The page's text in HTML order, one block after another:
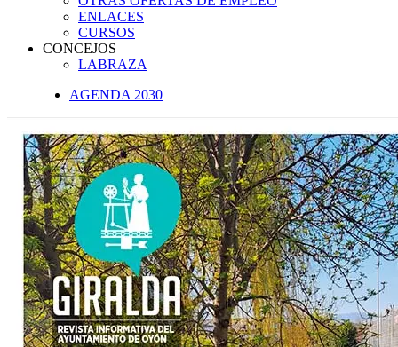
ENLACES
CURSOS
CONCEJOS
LABRAZA
AGENDA 2030